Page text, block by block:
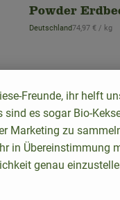
Powder
, Herkunft:
Deutschland, Referenzpreis:
74,97 € / kg
Produkt zu
Freunde, ihr helft
sind es sogar Bio-
Marketing zu
in Übereinstimmung
genau